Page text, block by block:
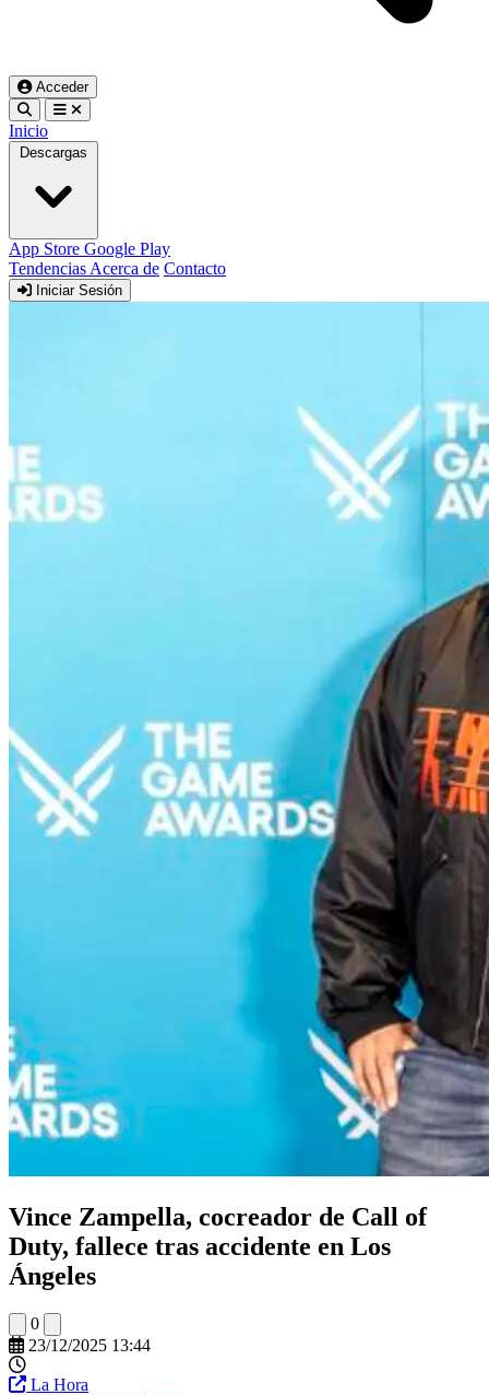
Acceder
Inicio
Descargas
App Store Google Play
Tendencias Acerca de Contacto
Iniciar Sesión
Vince Zampella, cocreador de Call of
Duty, fallece tras accidente en Los
Ángeles
0
23/12/2025 13:44
La Hora